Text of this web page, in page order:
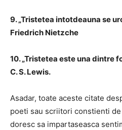
9. „Tristetea intotdeauna se
Friedrich Nietzche
10. „Tristetea este una dintre
C. S. Lewis.
Asadar, toate aceste citate
poeti sau scriitori constienti
doresc sa impartaseasca